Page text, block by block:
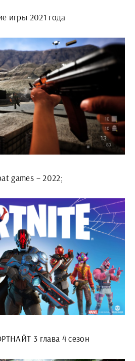
игры 2021 года
games – 2022;
3 глава 4 сезон